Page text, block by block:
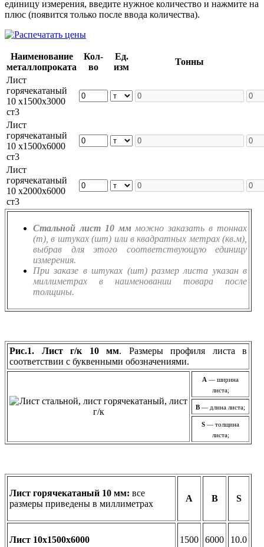
единицу измерения, введите нужное количество и нажмите на
плюс (появится только после ввода количества).
Наименование
металлопроката
Кол-
во
Ед.
изм
Тонны
Лист
горячекатаный
10 х1500х3000
ст3
Лист
горячекатаный
10 х1500х6000
ст3
Лист
горячекатаный
10 х2000х6000
ст3
Стальной лист 10 мм можно заказать в тоннах
(т), в штуках (шт) или в квадратных метрах (кв.м),
выбрав для этого соответствующую единицу
измерения.
При заказе в штуках (шт) размер листа указан в
миллиметрах в наименовании товара после
толщины.
Рис.1. Лист г/к 10 мм. Размеры профиля листа в
соответствии с буквенными обозначениями.
A — ширина
листа;
В — длина листа;
S — толщина
листа;
Лист горячекатаный 10 мм: все
размеры приведены в миллиметрах
А В S
Лист 10х1500х6000 1500 6000 10.0